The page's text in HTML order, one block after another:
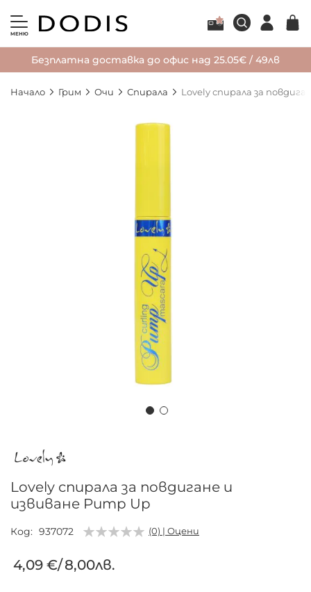
МЕНЮ
Безплатна доставка до офис над 25.05€ / 49лв
Начало Грим Очи Спирала Lovely спирала за
началото
галерия
със
снимки
Lovely спирала за повдигане и
извиване Pump Up
Код 937072 (0) | Оцени
4,09 €/8,00лв.